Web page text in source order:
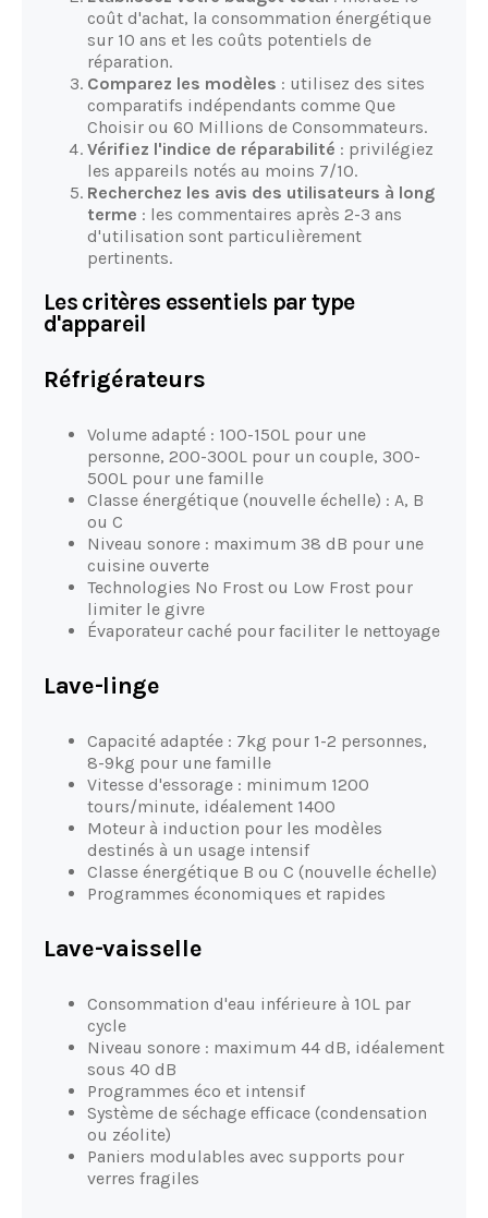
coût d'achat, la consommation énergétique
sur 10 ans et les coûts potentiels de
réparation.
Comparez les modèles : utilisez des sites
comparatifs indépendants comme Que
Choisir ou 60 Millions de Consommateurs.
Vérifiez l'indice de réparabilité : privilégiez
les appareils notés au moins 7/10.
Recherchez les avis des utilisateurs à long
terme : les commentaires après 2-3 ans
d'utilisation sont particulièrement
pertinents.
Les critères essentiels par type
d'appareil
Réfrigérateurs
Volume adapté : 100-150L pour une
personne, 200-300L pour un couple, 300-
500L pour une famille
Classe énergétique (nouvelle échelle) : A, B
ou C
Niveau sonore : maximum 38 dB pour une
cuisine ouverte
Technologies No Frost ou Low Frost pour
limiter le givre
Évaporateur caché pour faciliter le nettoyage
Lave-linge
Capacité adaptée : 7kg pour 1-2 personnes,
8-9kg pour une famille
Vitesse d'essorage : minimum 1200
tours/minute, idéalement 1400
Moteur à induction pour les modèles
destinés à un usage intensif
Classe énergétique B ou C (nouvelle échelle)
Programmes économiques et rapides
Lave-vaisselle
Consommation d'eau inférieure à 10L par
cycle
Niveau sonore : maximum 44 dB, idéalement
sous 40 dB
Programmes éco et intensif
Système de séchage efficace (condensation
ou zéolite)
Paniers modulables avec supports pour
verres fragiles